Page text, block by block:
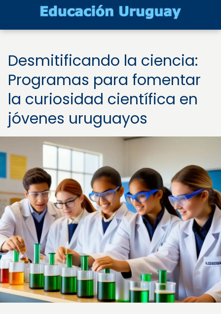
Desmitificando la ciencia:
Programas para fomentar
la curiosidad científica en
jóvenes uruguayos